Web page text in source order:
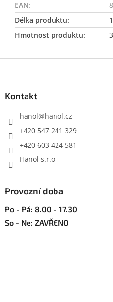
EAN:
Délka produktu:
Hmotnost produktu:
Kontakt
hanol@hanol.cz
+420 547 241 329
+420 603 424 581
Hanol s.r.o.
Provozní doba
Po - Pá: 8.00 - 17.30
So - Ne: ZAVŘENO